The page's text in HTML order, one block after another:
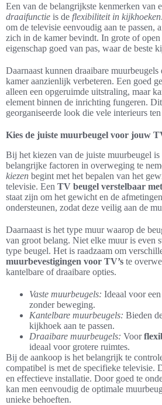
Een van de belangrijkste kenmerken van
draaifunctie is de flexibiliteit in kijkhoeken
om de televisie eenvoudig aan te passen,
zich in de kamer bevindt. In grote of
eigenschap goed van pas, waar de beste
Daarnaast kunnen draaibare muurbeugels
kamer aanzienlijk verbeteren. Een goed
alleen een opgeruimde uitstraling, maar
element binnen de inrichting fungeren.
georganiseerde look die vele interieurs
Kies de juiste muurbeugel voor jouw
Bij het kiezen van de juiste muurbeugel
belangrijke factoren in overweging te
kiezen begint met het bepalen van het
televisie. Een TV beugel verstelbaar
staat zijn om het gewicht en de
ondersteunen, zodat deze veilig aan de
Daarnaast is het type muur waarop de
van groot belang. Niet elke muur is even
type beugel. Het is raadzaam om
muurbevestigingen voor TV’s te
kantelbare of draaibare opties.
Vaste muurbeugels: Ideaal voor
zonder beweging.
Kantelbare muurbeugels: Bieden
kijkhoek aan te passen.
Draaibare muurbeugels: Voor
ideaal voor grotere ruimtes.
Bij de aankoop is het belangrijk te
compatibel is met de specifieke televisie.
en effectieve installatie. Door goed te
kan men eenvoudig de optimale
unieke behoeften.